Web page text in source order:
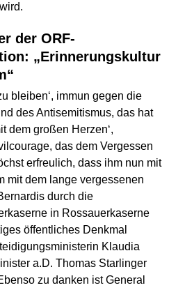
der ORF-
„Erinnerungskultur
bleiben‘, immun gegen die
des Antisemitismus, das hat
dem großen Herzen‘,
das dem Vergessen
erfreulich, dass ihm nun mit
mit dem lange vergessenen
durch die
in Rossauerkaserne
öffentliches Denkmal
Klaudia
a.D. Thomas Starlinger
zu danken ist General